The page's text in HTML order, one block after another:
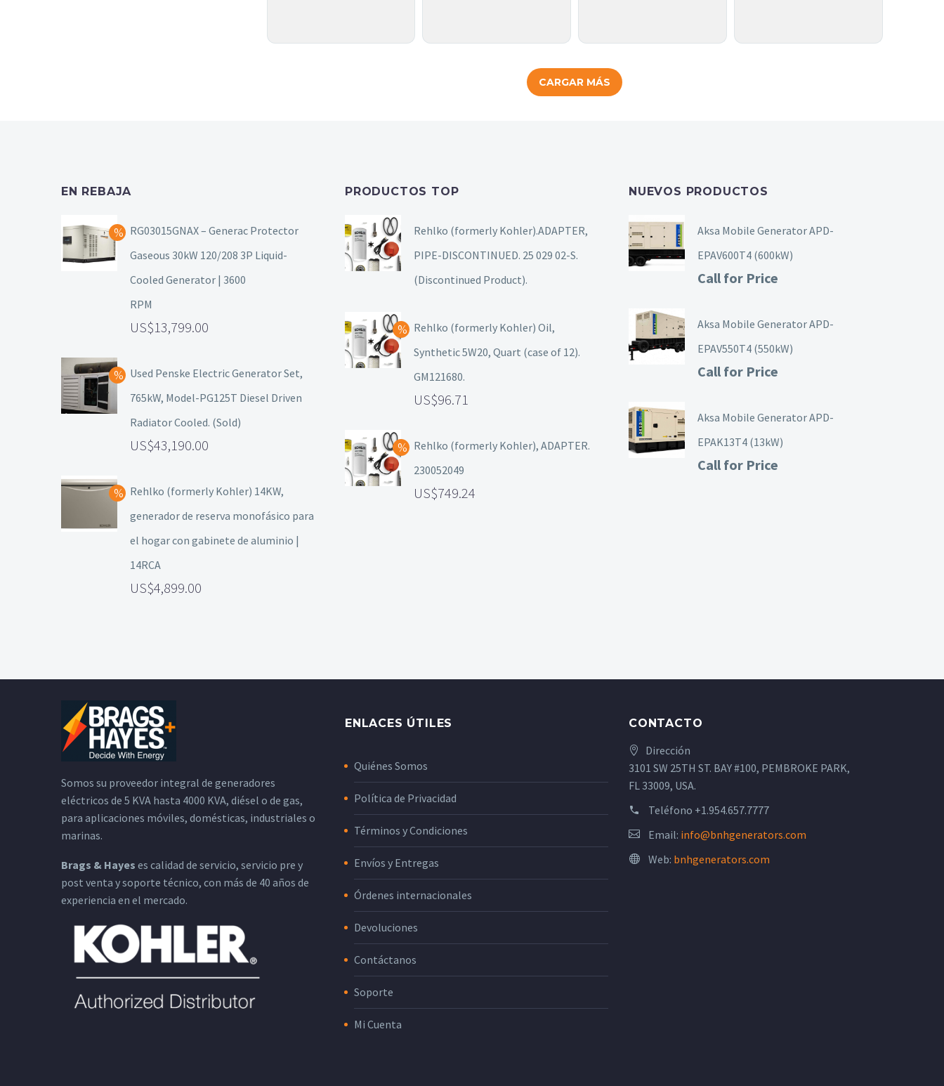
CARGAR MÁS
EN REBAJA
RG03015GNAX – Generac Protector
Gaseous 30kW 120/208 3P Liquid-
Cooled Generator | 3600
RPM
13,799.00
Used Penske Electric Generator Set,
765kW, Model-PG125T Diesel Driven
Radiator Cooled. (Sold)
43,190.00
Rehlko (formerly Kohler) 14KW,
generador de reserva monofásico para
el hogar con gabinete de aluminio |
14RCA
4,899.00
PRODUCTOS TOP
Rehlko (formerly Kohler).ADAPTER,
PIPE-DISCONTINUED. 25 029 02-S.
(Discontinued Product).
Rehlko (formerly Kohler) Oil,
Synthetic 5W20, Quart (case of 12).
GM121680.
96.71
Rehlko (formerly Kohler), ADAPTER.
230052049
749.24
NUEVOS PRODUCTOS
Aksa Mobile Generator APD-
EPAV600T4 (600kW)
Call for Price
Aksa Mobile Generator APD-
EPAV550T4 (550kW)
Call for Price
Aksa Mobile Generator APD-
EPAK13T4 (13kW)
Call for Price
Somos su proveedor integral de generadores
eléctricos de 5 KVA hasta 4000 KVA, diésel o de gas,
para aplicaciones móviles, domésticas, industriales o
marinas.
Brags & Hayes es calidad de servicio, servicio pre y
post venta y soporte técnico, con más de 40 años de
experiencia en el mercado.
ENLACES ÚTILES
Quiénes Somos
Política de Privacidad
Términos y Condiciones
Envíos y Entregas
Órdenes internacionales
Devoluciones
Contáctanos
Soporte
Mi Cuenta
CONTACTO
Dirección
3101 SW 25TH ST. BAY #100, PEMBROKE PARK,
FL 33009, USA.
Teléfono +1.954.657.7777
Email: info@bnhgenerators.com
Web: bnhgenerators.com